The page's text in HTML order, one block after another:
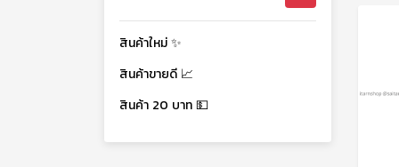
สินค้าใหม่ ✨
สินค้าขายดี 📈
สินค้า 20 บาท 💵